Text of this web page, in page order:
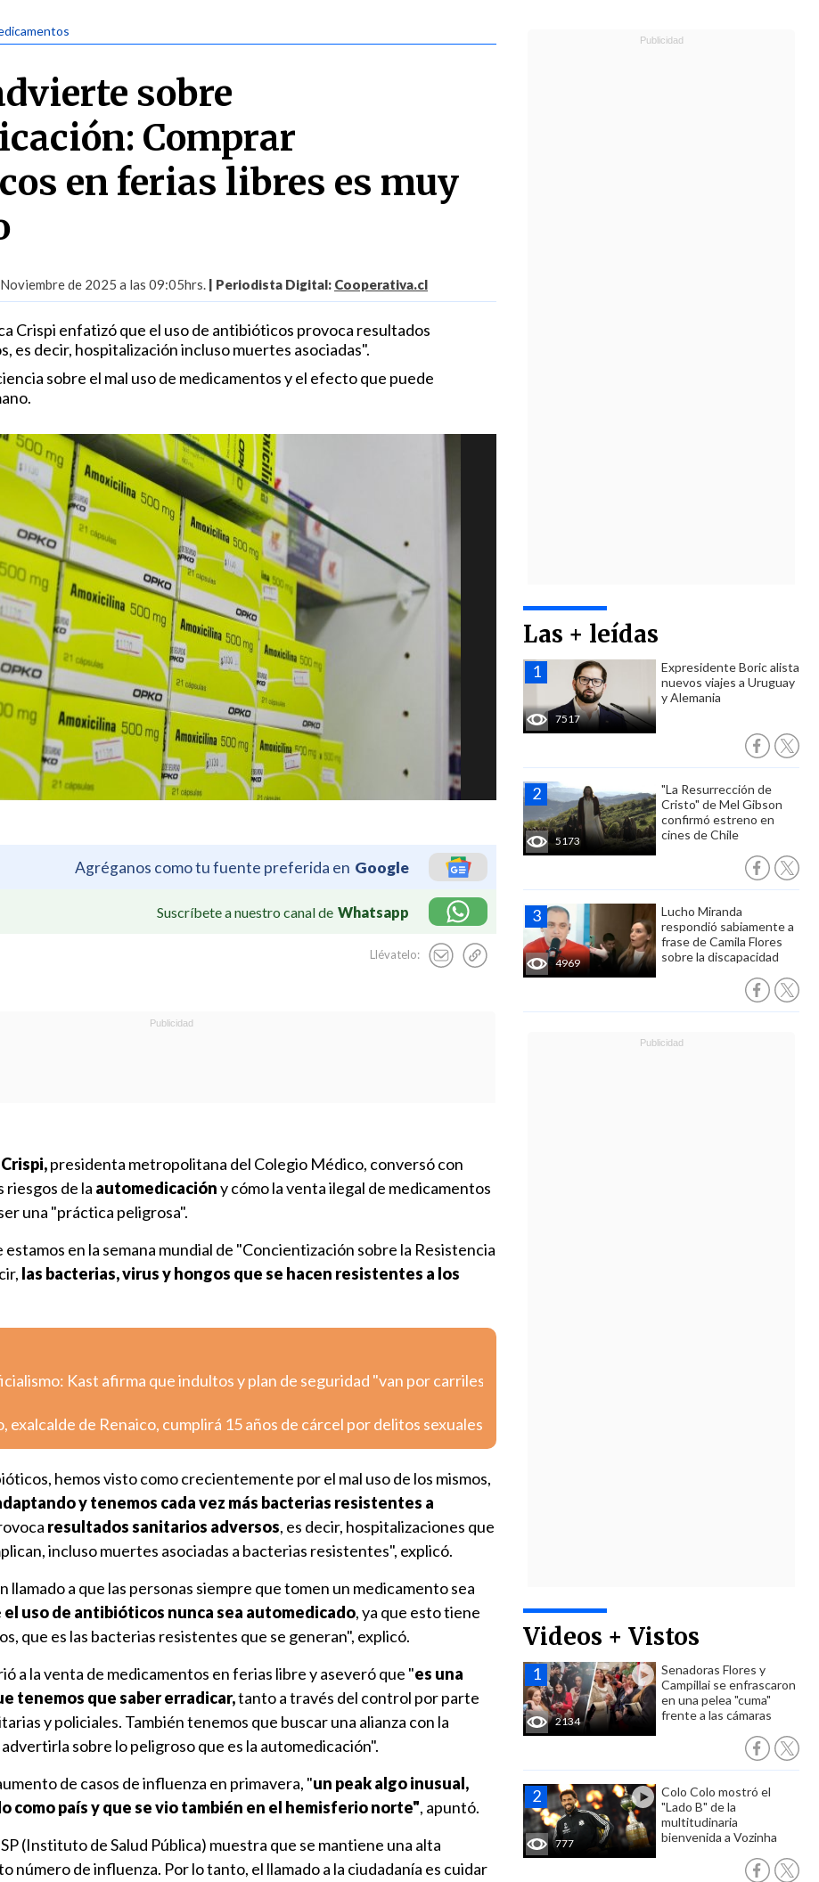
sobre
Comprar
en ferias libres es muy
de 2025 a las 09:05hrs. | Periodista Digital: Cooperativa.cl
Crispi enfatizó que el uso de antibióticos provoca resultados
es decir, hospitalización incluso muertes asociadas".
sobre el mal uso de medicamentos y el efecto que puede
Agréganos como tu fuente preferida en Google
Suscríbete a nuestro canal de Whatsapp
Llévatelo:
Las + leídas
7517
Expresidente Boric alista
nuevos viajes a Uruguay
y Alemania
5173
"La Resurrección de
Cristo" de Mel Gibson
confirmó estreno en
cines de Chile
4969
Lucho Miranda
respondió sabiamente a
frase de Camila Flores
sobre la discapacidad
Videos + Vistos
2134
Senadoras Flores y
Campillai se enfrascaron
en una pelea "cuma"
frente a las cámaras
777
Colo Colo mostró el
"Lado B" de la
multitudinaria
bienvenida a Vozinha
presidenta metropolitana del Colegio Médico, conversó con
riesgos de la automedicacióny cómo la venta ilegal de medicamentos
una "práctica peligrosa".
en la semana mundial de "Concientización sobre la Resistencia
las bacterias, virus y hongos que se hacen resistentes a los
Kast afirma que indultos y plan de seguridad "van por carriles
exalcalde de Renaico, cumplirá 15 años de cárcel por delitos sexuales
hemos visto como crecientemente por el mal uso de los mismos,
y tenemos cada vez más bacterias resistentes a
resultados sanitarios adversos, es decir, hospitalizaciones que
incluso muertes asociadas a bacterias resistentes", explicó.
llamado a que las personas siempre que tomen un medicamento sea
el uso de antibióticos nunca sea automedicado, ya que esto tiene
que es las bacterias resistentes que se generan", explicó.
a la venta de medicamentos en ferias libre y aseveró que "es una
tenemos que saber erradicar,tanto a través del control por parte
y policiales. También tenemos que buscar una alianza con la
sobre lo peligroso que es la automedicación".
de casos de influenza en primavera, "un peak algo inusual,
como país y que se vio también en el hemisferio norte", apuntó.
(Instituto de Salud Pública) muestra que se mantiene una alta
número de influenza. Por lo tanto, el llamado a la ciudadanía es cuidar